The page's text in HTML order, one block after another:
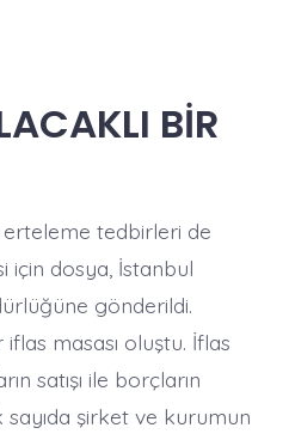
BİR
tedbirleri de
için dosya, İstanbul
gönderildi.
masası oluştu. İflas
satışı ile borçların
şirket ve kurumun